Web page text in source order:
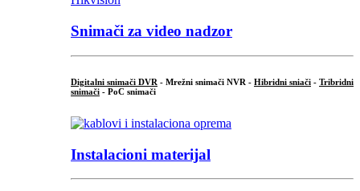
Snimači za video nadzor
Digitalni snimači DVR - Mrežni snimači NVR - Hibridni sniači - Tribridni
snimači - PoC snimači
Instalacioni materijal